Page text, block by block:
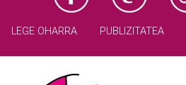
LEGE OHARRA PUBLIZITATEA